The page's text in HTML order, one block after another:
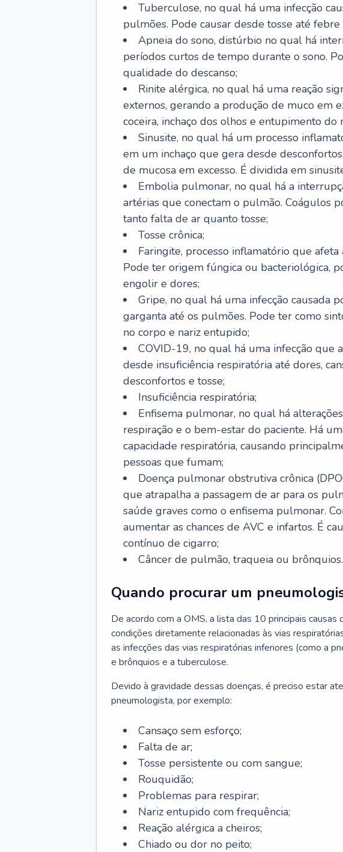
Tuberculose, no qual há uma infecção
pulmões. Pode causar desde tosse até febre
Apneia do sono, distúrbio no qual há
períodos curtos de tempo durante o sono.
qualidade do descanso;
Rinite alérgica, no qual há uma reação
externos, gerando a produção de muco em
coceira, inchaço dos olhos e entupimento do
Sinusite, no qual há um processo
em um inchaço que gera desde
de mucosa em excesso. É dividida em
Embolia pulmonar, no qual há a
artérias que conectam o pulmão. Coágulos
tanto falta de ar quanto tosse;
Tosse crônica;
Faringite, processo inflamatório que
Pode ter origem fúngica ou bacteriológica,
engolir e dores;
Gripe, no qual há uma infecção causada
garganta até os pulmões. Pode ter como
no corpo e nariz entupido;
COVID-19, no qual há uma infecção que
desde insuficiência respiratória até dores,
desconfortos e tosse;
Insuficiência respiratória;
Enfisema pulmonar, no qual há
respiração e o bem-estar do paciente. Há
capacidade respiratória, causando
pessoas que fumam;
Doença pulmonar obstrutiva crônica
que atrapalha a passagem de ar para os
saúde graves como o enfisema pulmonar.
aumentar as chances de AVC e infartos. É
contínuo de cigarro;
Câncer de pulmão, traqueia ou brônquios.
Quando procurar um
De acordo com a OMS, a lista das 10 principais causas
condições diretamente relacionadas às vias
as infecções das vias respiratórias inferiores (como a
e brônquios e a tuberculose.
Devido à gravidade dessas doenças, é preciso estar
pneumologista, por exemplo:
Cansaço sem esforço;
Falta de ar;
Tosse persistente ou com sangue;
Rouquidão;
Problemas para respirar;
Nariz entupido com frequência;
Reação alérgica a cheiros;
Chiado ou dor no peito;